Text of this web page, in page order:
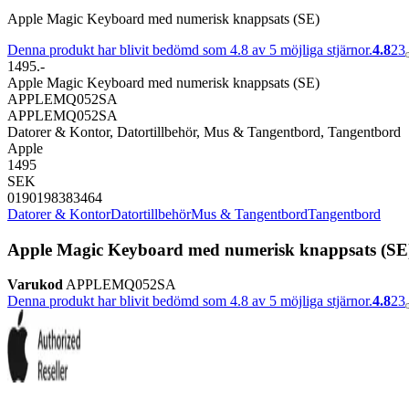
Apple Magic Keyboard med numerisk knappsats (SE)
Denna produkt har blivit bedömd som 4.8 av 5 möjliga stjärnor.4.823
1495.-
Apple Magic Keyboard med numerisk knappsats (SE)
APPLEMQ052SA
APPLEMQ052SA
Datorer & Kontor, Datortillbehör, Mus & Tangentbord, Tangentbord
Apple
1495
SEK
0190198383464
Datorer & KontorDatortillbehörMus & TangentbordTangentbord
Apple Magic Keyboard med numerisk knappsats
VarukodAPPLEMQ052SA
Denna produkt har blivit bedömd som 4.8 av 5 möjliga stjärnor.4.823